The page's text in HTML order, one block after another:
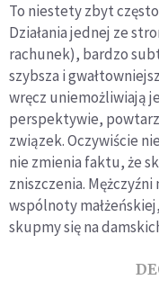
To niestety zbyt
Działania jednej ze
rachunek), bardzo
szybsza i
wręcz uniemożliwiają
perspektywie,
związek. Oczywiście
nie zmienia faktu, że
zniszczenia.
wspólnoty
skupmy się na